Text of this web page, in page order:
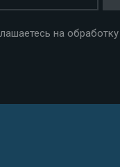
на обработку